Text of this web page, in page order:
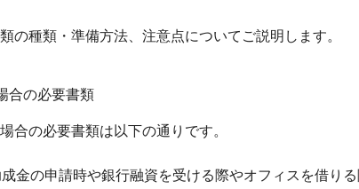
の種類・準備方法、注意点についてご説明します。
合の必要書類
合の必要書類は以下の通りです。
金の申請時や銀行融資を受ける際やオフィスを借り